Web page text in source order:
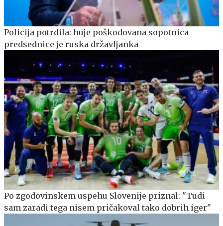
Policija potrdila: huje poškodovana sopotnica
predsednice je ruska državljanka
Po zgodovinskem uspehu Slovenije priznal: "Tudi
sam zaradi tega nisem pričakoval tako dobrih iger"